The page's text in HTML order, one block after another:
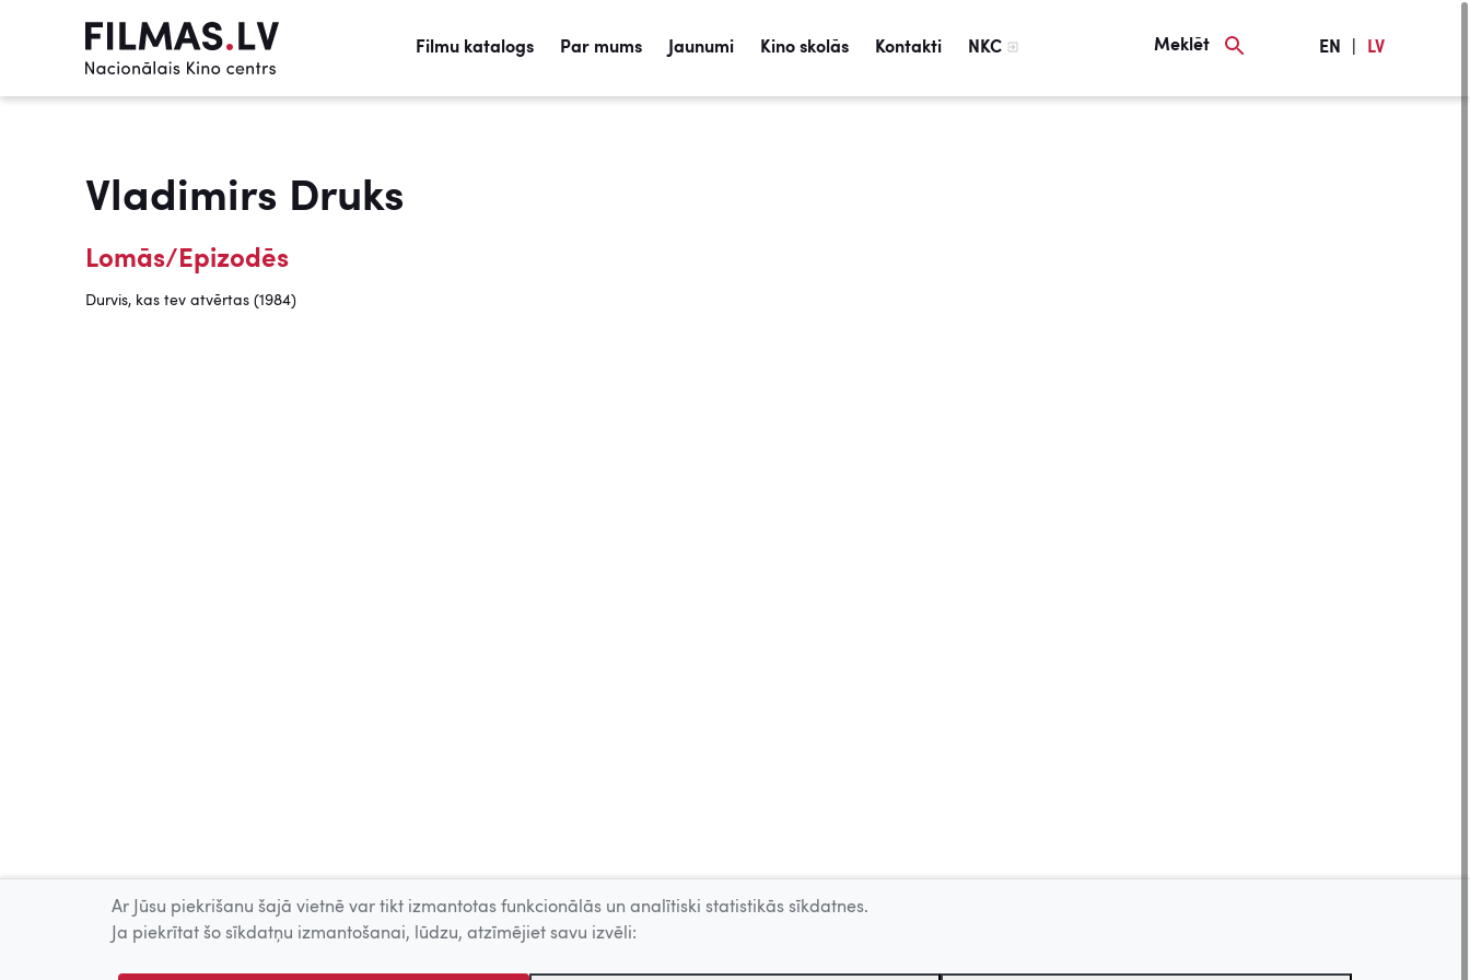
Filmu katalogs Par mums Jaunumi Kino skolās Kontakti NKC Meklēt EN LV
Vladimirs Druks
Lomās/Epizodēs
Durvis, kas tev atvērtas (1984)
Ar Jūsu piekrišanu šajā vietnē var tikt izmantotas funkcionālās un analītiski statistikās sīkdatnes.
Ja piekrītat šo sīkdatņu izmantošanai, lūdzu, atzīmējiet savu izvēli: